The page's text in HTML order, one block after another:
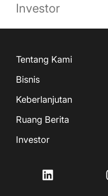
Investor
Tentang Kami
Bisnis
Keberlanjutan
Ruang Berita
Investor